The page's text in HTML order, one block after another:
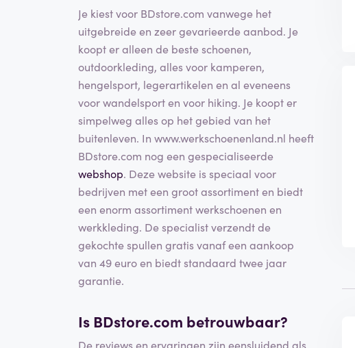
Je kiest voor BDstore.com vanwege het
uitgebreide en zeer gevarieerde aanbod. Je
koopt er alleen de beste schoenen,
outdoorkleding, alles voor kamperen,
hengelsport, legerartikelen en al eveneens
voor wandelsport en voor hiking. Je koopt er
simpelweg alles op het gebied van het
buitenleven. In www.werkschoenenland.nl heeft
BDstore.com nog een gespecialiseerde
webshop. Deze website is speciaal voor
bedrijven met een groot assortiment en biedt
een enorm assortiment werkschoenen en
werkkleding. De specialist verzendt de
gekochte spullen gratis vanaf een aankoop
van 49 euro en biedt standaard twee jaar
garantie.
Is BDstore.com betrouwbaar?
De reviews en ervaringen zijn eensluidend als